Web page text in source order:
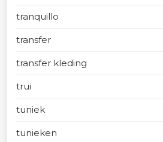
tranquillo
transfer
transfer kleding
trui
tuniek
tunieken